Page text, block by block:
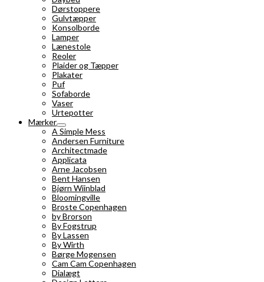
Dørstoppere
Gulvtæpper
Konsolborde
Lamper
Lænestole
Reoler
Plaider og Tæpper
Plakater
Puf
Sofaborde
Vaser
Urtepotter
Mærker
A Simple Mess
Andersen Furniture
Architectmade
Applicata
Arne Jacobsen
Bent Hansen
Bjørn Wiinblad
Bloomingville
Broste Copenhagen
by Brorson
By Fogstrup
By Lassen
By Wirth
Børge Mogensen
Cam Cam Copenhagen
Dialægt